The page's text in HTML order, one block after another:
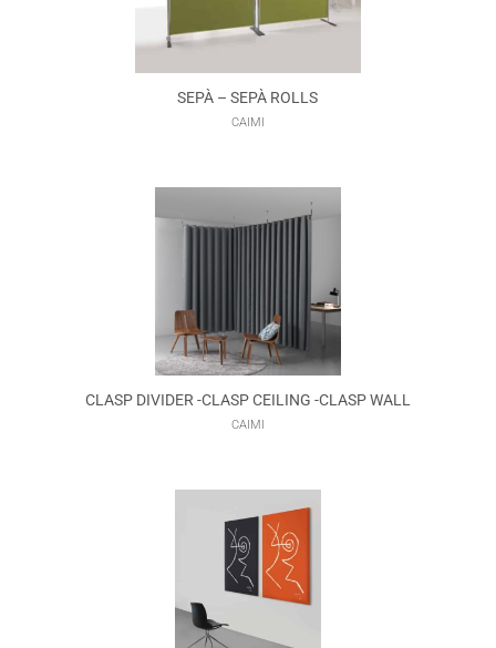
SEPÀ – SEPÀ ROLLS
CAIMI
CLASP DIVIDER -CLASP CEILING -CLASP WALL
CAIMI